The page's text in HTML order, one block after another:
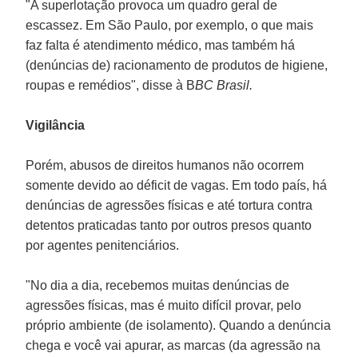
"A superlotação provoca um quadro geral de
escassez. Em São Paulo, por exemplo, o que mais
faz falta é atendimento médico, mas também há
(denúncias de) racionamento de produtos de higiene,
roupas e remédios", disse à BBC Brasil.
Vigilância
Porém, abusos de direitos humanos não ocorrem
somente devido ao déficit de vagas. Em todo país, há
denúncias de agressões físicas e até tortura contra
detentos praticadas tanto por outros presos quanto
por agentes penitenciários.
"No dia a dia, recebemos muitas denúncias de
agressões físicas, mas é muito difícil provar, pelo
próprio ambiente (de isolamento). Quando a denúncia
chega e você vai apurar, as marcas (da agressão na